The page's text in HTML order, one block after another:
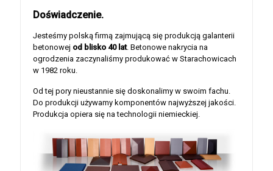
Doświadczenie.
Jesteśmy polską firmą zajmującą się produkcją galanterii
betonowej od blisko 40 lat. Betonowe nakrycia na
ogrodzenia zaczynaliśmy produkować w Starachowicach
w 1982 roku.
Od tej pory nieustannie się doskonalimy w swoim fachu.
Do produkcji używamy komponentów najwyższej jakości.
Produkcja opiera się na technologii niemieckiej.